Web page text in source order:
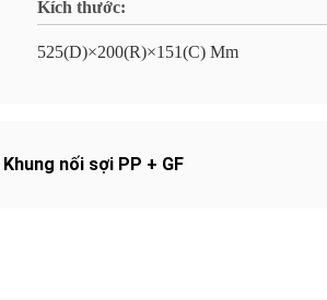
Kích thước:
525(D)×200(R)×151(C) Mm
Khung nối sợi PP + GF